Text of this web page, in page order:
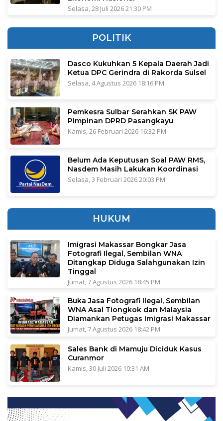
Selasa, 28 Juli 2026 21:30 PM
POLITIK
Dasco Kukuhkan 5 Kepala Daerah Jadi
Ketua DPC Gerindra di Rakorda Sulsel
Selasa, 4 Agustus 2026 18:16 PM
Pemkesra Sulbar Serahkan SK PAW
Pimpinan DPRD Pasangkayu
Kamis, 26 Februari 2026 16:32 PM
Belum Ada Keputusan Soal PAW RMS,
Nasdem Masih Lakukan Koordinasi
Selasa, 3 Februari 2026 20:03 PM
HUKUM
Imigrasi Makassar Bongkar Jasa
Fotografi Ilegal, Sembilan WNA
Ditangkap Diduga Salahgunakan Izin
Tinggal
Jumat, 7 Agustus 2026 18:45 PM
Buka Jasa Fotografi Ilegal, Sembilan
WNA Asal Tiongkok dan Malaysia
Diamankan Petugas Imigrasi Makassar
Jumat, 7 Agustus 2026 18:42 PM
Sales Bank di Mamuju Diciduk Kasus
Curanmor
Kamis, 30 Juli 2026 10:31 AM